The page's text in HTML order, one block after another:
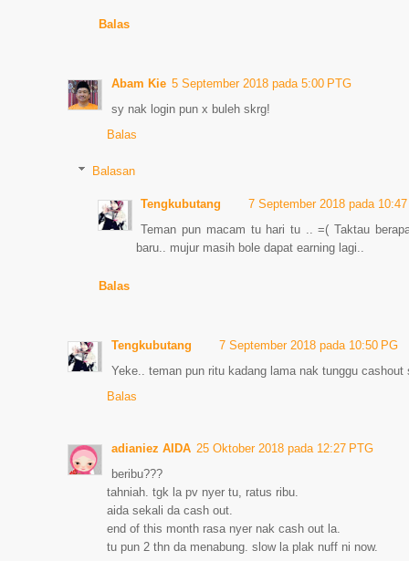
Balas
Abam Kie 5 September 2018 pada 5:00 PTG
sy nak login pun x buleh skrg!
Balas
Balasan
Tengkubutang
7 September 2018 pada
Teman pun macam tu hari tu .. =( Taktau
baru.. mujur masih bole dapat earning lagi..
Balas
Tengkubutang
7 September 2018 pada 10:50 PG
Yeke.. teman pun ritu kadang lama nak tunggu
Balas
adianiez AIDA 25 Oktober 2018 pada 12:27 PTG
beribu???
tahniah. tgk la pv nyer tu, ratus ribu.
aida sekali da cash out.
end of this month rasa nyer nak cash out la.
tu pun 2 thn da menabung. slow la plak nuff ni now.